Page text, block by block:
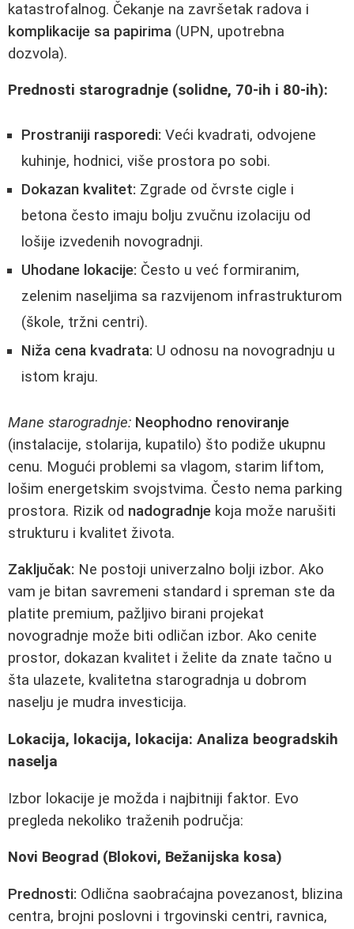
katastrofalnog. Čekanje na završetak radova i
komplikacije sa papirima (UPN, upotrebna
dozvola).
Prednosti starogradnje (solidne, 70-ih i 80-ih):
Prostraniji rasporedi: Veći kvadrati, odvojene
kuhinje, hodnici, više prostora po sobi.
Dokazan kvalitet: Zgrade od čvrste cigle i
betona često imaju bolju zvučnu izolaciju od
lošije izvedenih novogradnji.
Uhodane lokacije: Često u već formiranim,
zelenim naseljima sa razvijenom infrastrukturom
(škole, tržni centri).
Niža cena kvadrata: U odnosu na novogradnju u
istom kraju.
Mane starogradnje: Neophodno renoviranje
(instalacije, stolarija, kupatilo) što podiže ukupnu
cenu. Mogući problemi sa vlagom, starim liftom,
lošim energetskim svojstvima. Često nema parking
prostora. Rizik od nadogradnje koja može narušiti
strukturu i kvalitet života.
Zaključak: Ne postoji univerzalno bolji izbor. Ako
vam je bitan savremeni standard i spreman ste da
platite premium, pažljivo birani projekat
novogradnje može biti odličan izbor. Ako cenite
prostor, dokazan kvalitet i želite da znate tačno u
šta ulazete, kvalitetna starogradnja u dobrom
naselju je mudra investicija.
Lokacija, lokacija, lokacija: Analiza beogradskih
naselja
Izbor lokacije je možda i najbitniji faktor. Evo
pregleda nekoliko traženih područja:
Novi Beograd (Blokovi, Bežanijska kosa)
Prednosti: Odlična saobraćajna povezanost, blizina
centra, brojni poslovni i trgovinski centri, ravnica,